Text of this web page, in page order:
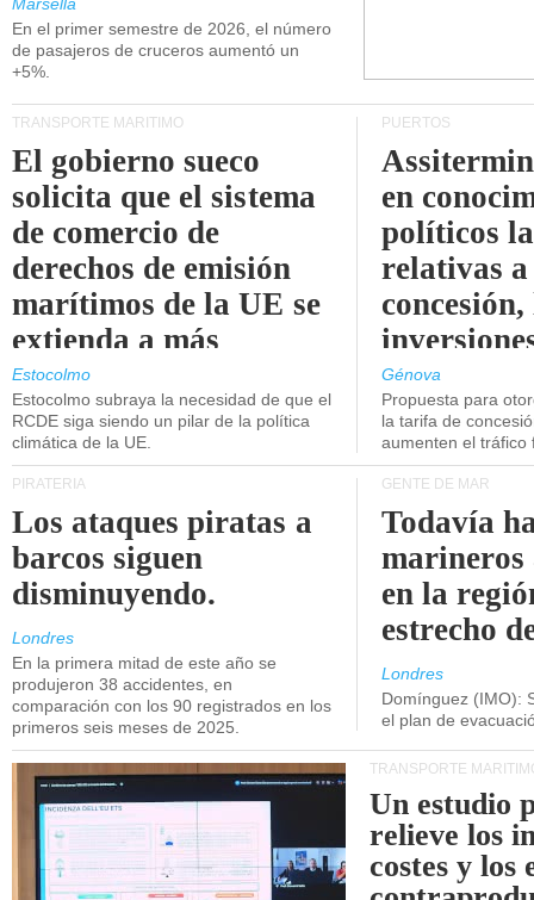
disminuyendo.
En el primer semestre de 2026, el número
de pasajeros de cruceros aumentó un
+5%.
TRANSPORTE MARÍTIMO
El gobierno sueco
solicita que el sistema
de comercio de
derechos de emisión
marítimos de la UE se
extienda a más
buques.
Estocolmo
Estocolmo subraya la necesidad de que el
RCDE siga siendo un pilar de la política
climática de la UE.
PUERTOS
en
políticos
relativas a
concesión,
Génova
Propuesta para
la tarifa de
aumenten el tráfico
PIRATERÍA
Los ataques piratas a
barcos siguen
disminuyendo.
Londres
En la primera mitad de este año se
produjeron 38 accidentes, en
comparación con los 90 registrados en los
primeros seis meses de 2025.
GENTE DE MAR
Todavía
marineros
en la
estrecho
Londres
Domínguez (IMO):
el plan de
TRANSPORTE
Un estudio
relieve los
costes y los